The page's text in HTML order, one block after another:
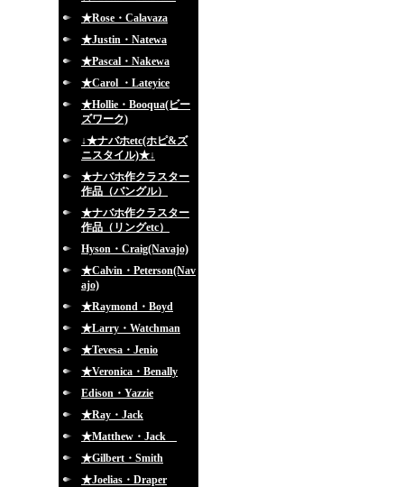
★Rose・Calavaza
★Justin・Natewa
★Pascal・Nakewa
★Carol ・Lateyice
★Hollie・Booqua(ビー
ズワーク)
↓★ナバホetc(ホピ&ズ
ニスタイル)★↓
★ナバホ作クラスター
作品（バングル）
★ナバホ作クラスター
作品（リングetc）
Hyson・Craig(Navajo)
★Calvin・Peterson(Nav
ajo)
★Raymond・Boyd
★Larry・Watchman
★Tevesa・Jenio
★Veronica・Benally
Edison・Yazzie
★Ray・Jack
★Matthew・Jack
★Gilbert・Smith
★Joelias・Draper